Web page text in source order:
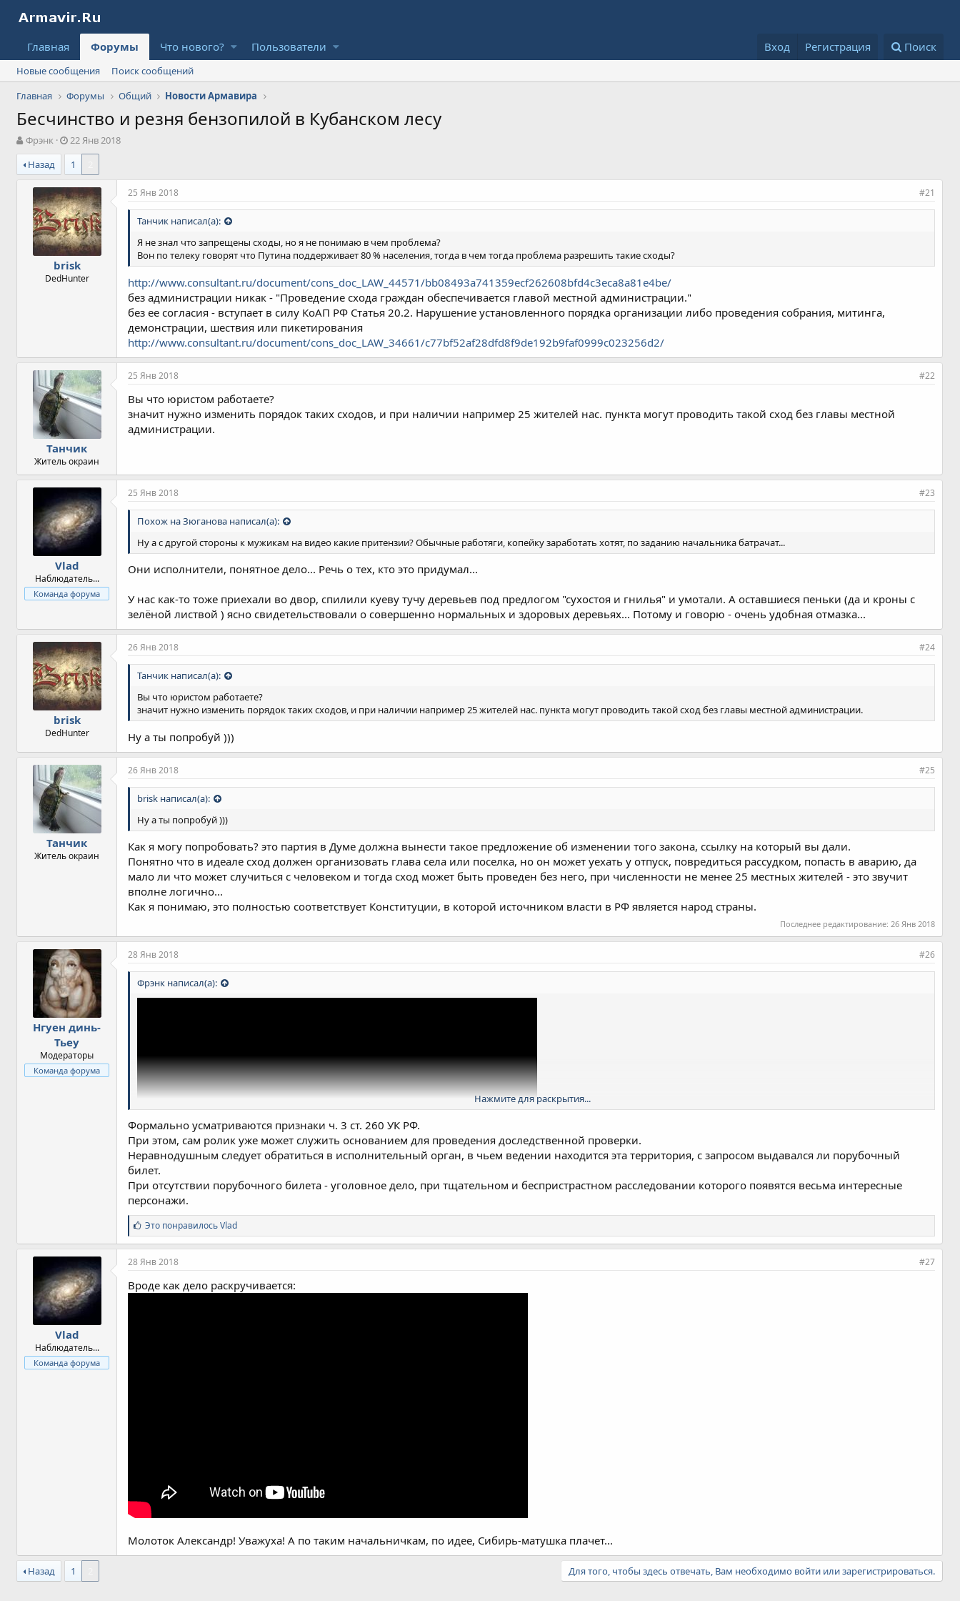
Главная Форумы Что нового? Пользователи Вход Регистрация Поиск
Новые сообщения
Поиск сообщений
Главная
Форумы Общий Новости Армавира
Бесчинство и резня бензопилой в Кубанском лесу
А
в
т
о
Фрэнк
Д
а
т
а
н
а
ч
а
л
а
22 Янв 2018
Назад
1
brisk
DedHunter
25 Янв 2018 #21
Танчик написал(а):
Я не знал что запрещены сходы, но я не понимаю в чем проблема?
Вон по телеку говорят что Путина поддерживает 80 % населения, тогда в чем тогда проблема разрешить такие сходы?
http://www.consultant.ru/document/cons_doc_LAW_44571/bb08493a741359ecf262608bfd4c3eca8a81e4be/
без администрации никак - "Проведение схода граждан обеспечивается главой местной администрации."
без ее согласия - вступает в силу КоАП РФ Статья 20.2. Нарушение установленного порядка организации либо проведения собрания, митинга,
демонстрации, шествия или пикетирования
http://www.consultant.ru/document/cons_doc_LAW_34661/c77bf52af28dfd8f9de192b9faf0999c023256d2/
Танчик
Житель окраин
25 Янв 2018 #22
Вы что юристом работаете?
значит нужно изменить порядок таких сходов, и при наличии например 25 жителей нас. пункта могут проводить такой сход без главы местной
администрации.
Vlad
Наблюдатель...
Команда форума
25 Янв 2018 #23
Похож на Зюганова написал(а):
Ну а с другой стороны к мужикам на видео какие притензии? Обычные работяги, копейку заработать хотят, по заданию начальника батрачат...
Они исполнители, понятное дело... Речь о тех, кто это придумал...
У нас как-то тоже приехали во двор, спилили куеву тучу деревьев под предлогом "сухостоя и гнилья" и умотали. А оставшиеся пеньки (да и кроны с
зелёной листвой ) ясно свидетельствовали о совершенно нормальных и здоровых деревьях... Потому и говорю - очень удобная отмазка...
brisk
DedHunter
26 Янв 2018 #24
Танчик написал(а):
Вы что юристом работаете?
значит нужно изменить порядок таких сходов, и при наличии например 25 жителей нас. пункта могут проводить такой сход без главы местной администрации.
Ну а ты попробуй )))
Танчик
Житель окраин
26 Янв 2018 #25
brisk написал(а):
Ну а ты попробуй )))
Как я могу попробовать? это партия в Думе должна вынести такое предложение об изменении того закона, ссылку на который вы дали.
Понятно что в идеале сход должен организовать глава села или поселка, но он может уехать у отпуск, повредиться рассудком, попасть в аварию, да
мало ли что может случиться с человеком и тогда сход может быть проведен без него, при численности не менее 25 местных жителей - это звучит
вполне логично...
Как я понимаю, это полностью соответствует Конституции, в которой источником власти в РФ является народ страны.
Последнее редактирование: 26 Янв 2018
Нгуен динь-
Тьеу
Модераторы
Команда форума
28 Янв 2018 #26
Фрэнк написал(а):
Нажмите для раскрытия...
Формально усматриваются признаки ч. 3 ст. 260 УК РФ.
При этом, сам ролик уже может служить основанием для проведения доследственной проверки.
Неравнодушным следует обратиться в исполнительный орган, в чьем ведении находится эта территория, с запросом выдавался ли порубочный
билет.
При отсутствии порубочного билета - уголовное дело, при тщательном и беспристрастном расследовании которого появятся весьма интересные
персонажи.
С
и
м
п
т
и
Это понравилосьVlad
Vlad
Наблюдатель...
Команда форума
28 Янв 2018 #27
Вроде как дело раскручивается:
Молоток Александр! Уважуха! А по таким начальничкам, по идее, Сибирь-матушка плачет...
Назад 1 Для того, чтобы здесь отвечать, Вам необходимо войти или зарегистрироваться.